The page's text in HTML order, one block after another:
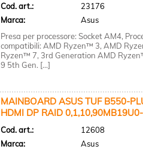
Cod. art.:
23176
Marca:
Asus
Presa per processore: Socket AM4,
compatibili: AMD Ryzen™ 3, AMD
Ryzen™ 7, 3rd Generation AMD
9 5th Gen. [...]
MAINBOARD ASUS TUF B550-
HDMI DP RAID
Cod. art.:
12608
Marca:
Asus